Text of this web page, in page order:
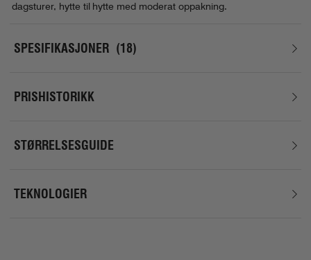
dagsturer, hytte til hytte med moderat oppakning.
SPESIFIKASJONER 18
PRISHISTORIKK
STØRRELSESGUIDE
TEKNOLOGIER